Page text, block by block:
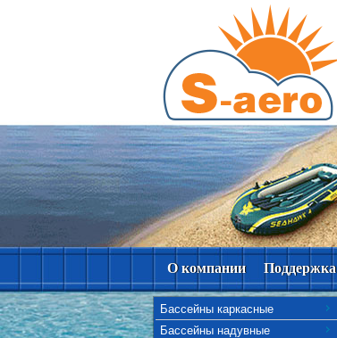
О компании Поддержка
Бассейны каркасные
Бассейны надувные